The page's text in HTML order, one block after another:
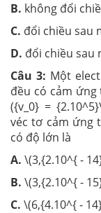
B. không đổi
C. đổi chiều sau
D. đổi chiều sau
Câu 3: Một
đều có cảm
({v_0} =
véc tơ cảm ứng
có độ lớn là
A. \(3,{2.10^{ -
B. \(3,{2.10^{ -
C. \(6,{4.10^{ -